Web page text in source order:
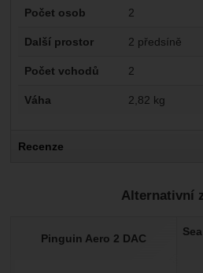
Počet osob 2
Další prostor 2 předsíně
Počet vchodů 2
Váha 2,82 kg
Recenze
Nebyla přidána
Alternativní
Pinguin Aero 2 DAC